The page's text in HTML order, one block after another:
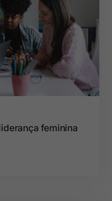
feminina